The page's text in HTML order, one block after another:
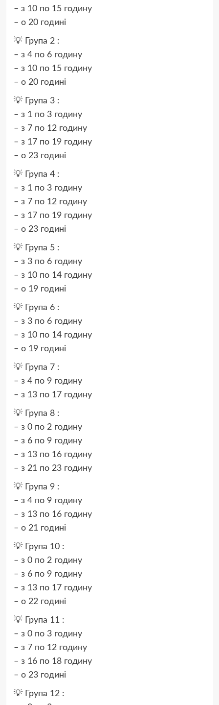
– з 10 по 15 годину
– о 20 годині
💡 Група 2 :
– з 4 по 6 годину
– з 10 по 15 годину
– о 20 годині
💡 Група 3 :
– з 1 по 3 годину
– з 7 по 12 годину
– з 17 по 19 годину
– о 23 годині
💡 Група 4 :
– з 1 по 3 годину
– з 7 по 12 годину
– з 17 по 19 годину
– о 23 годині
💡 Група 5 :
– з 3 по 6 годину
– з 10 по 14 годину
– о 19 годині
💡 Група 6 :
– з 3 по 6 годину
– з 10 по 14 годину
– о 19 годині
💡 Група 7 :
– з 4 по 9 годину
– з 13 по 17 годину
💡 Група 8 :
– з 0 по 2 годину
– з 6 по 9 годину
– з 13 по 16 годину
– з 21 по 23 годину
💡 Група 9 :
– з 4 по 9 годину
– з 13 по 16 годину
– о 21 годині
💡 Група 10 :
– з 0 по 2 годину
– з 6 по 9 годину
– з 13 по 17 годину
– о 22 годині
💡 Група 11 :
– з 0 по 3 годину
– з 7 по 12 годину
– з 16 по 18 годину
– о 23 годині
💡 Група 12 :